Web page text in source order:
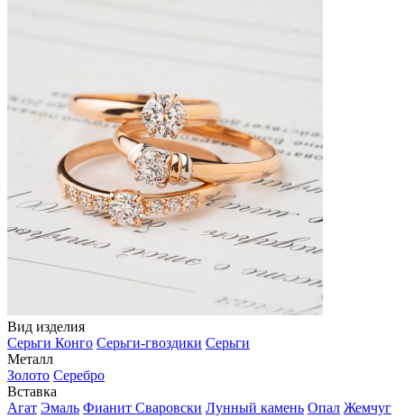
Вид изделия
Серьги Конго Серьги-гвоздики Серьги
Металл
Золото Серебро
Вставка
Агат Эмаль Фианит Сваровски Лунный камень Опал Жемчуг